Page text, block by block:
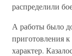
распределили
А работы было
приготовления
характер.